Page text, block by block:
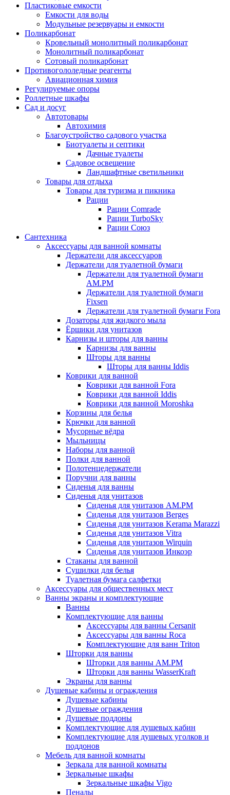
Пластиковые емкости
Емкости для воды
Модульные резервуары и емкости
Поликарбонат
Кровельный монолитный поликарбонат
Монолитный поликарбонат
Сотовый поликарбонат
Противогололедные реагенты
Авиационная химия
Регулируемые опоры
Роллетные шкафы
Сад и досуг
Автотовары
Автохимия
Благоустройство садового участка
Биотуалеты и септики
Дачные туалеты
Садовое освещение
Ландшафтные светильники
Товары для отдыха
Товары для туризма и пикника
Рации
Рации Comrade
Рации TurboSky
Рации Союз
Сантехника
Аксессуары для ванной комнаты
Держатели для аксессуаров
Держатели для туалетной бумаги
Держатели для туалетной бумаги
AM.PM
Держатели для туалетной бумаги
Fixsen
Держатели для туалетной бумаги Fora
Дозаторы для жидкого мыла
Ёршики для унитазов
Карнизы и шторы для ванны
Карнизы для ванны
Шторы для ванны
Шторы для ванны Iddis
Коврики для ванной
Коврики для ванной Fora
Коврики для ванной Iddis
Коврики для ванной Moroshka
Корзины для белья
Крючки для ванной
Мусорные вёдра
Мыльницы
Наборы для ванной
Полки для ванной
Полотенцедержатели
Поручни для ванны
Сиденья для ванны
Сиденья для унитазов
Сиденья для унитазов AM.PM
Сиденья для унитазов Berges
Сиденья для унитазов Kerama Marazzi
Сиденья для унитазов Vitra
Сиденья для унитазов Wirquin
Сиденья для унитазов Инкоэр
Стаканы для ванной
Сушилки для белья
Туалетная бумага салфетки
Аксессуары для общественных мест
Ванны экраны и комплектующие
Ванны
Комплектующие для ванны
Аксессуары для ванны Cersanit
Аксессуары для ванны Roca
Комплектующие для ванн Triton
Шторки для ванны
Шторки для ванны AM.PM
Шторки для ванны WasserKraft
Экраны для ванны
Душевые кабины и ограждения
Душевые кабины
Душевые ограждения
Душевые поддоны
Комплектующие для душевых кабин
Комплектующие для душевых уголков и
поддонов
Мебель для ванной комнаты
Зеркала для ванной комнаты
Зеркальные шкафы
Зеркальные шкафы Vigo
Пеналы